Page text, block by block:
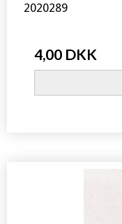
2020289
4,00 DKK